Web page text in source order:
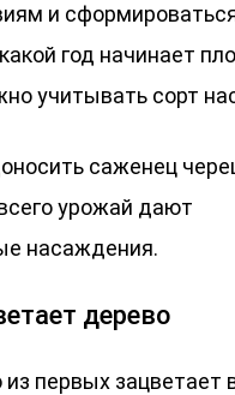
и
год начинает
учитывать сорт
саженец
урожай дают
насаждения.
дерево
первых зацветает